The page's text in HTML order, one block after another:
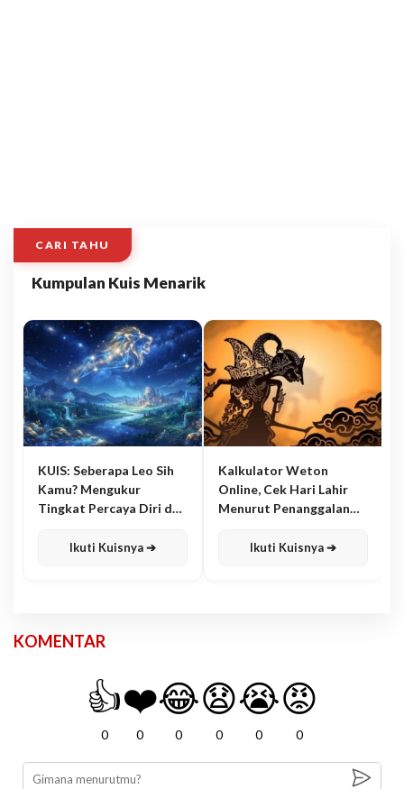
CARI TAHU
Kumpulan Kuis Menarik
KUIS: Seberapa Leo Sih
Kamu? Mengukur
Tingkat Percaya Diri dan
Ikuti Kuisnya ➔
Kalkulator Weton
Online, Cek Hari Lahir
Menurut Penanggalan
Ikuti Kuisnya ➔
KOMENTAR
👍
0
❤️
0
😂
0
😧
0
😭
0
😡
0